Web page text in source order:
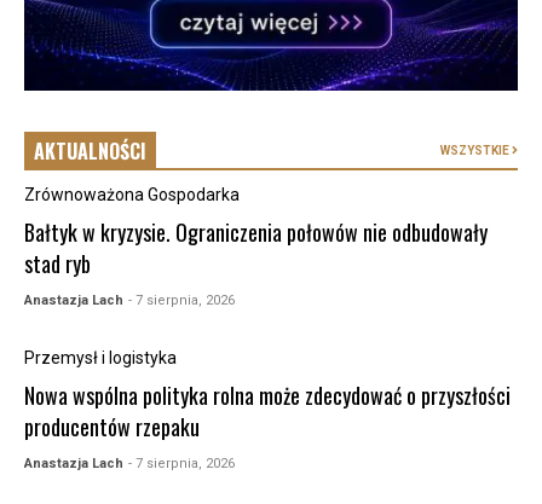
AKTUALNOŚCI WSZYSTKIE
Zrównoważona Gospodarka
Bałtyk w kryzysie. Ograniczenia połowów nie odbudowały
stad ryb
Anastazja Lach - 7 sierpnia, 2026
Przemysł i logistyka
Nowa wspólna polityka rolna może zdecydować o przyszłości
producentów rzepaku
Anastazja Lach - 7 sierpnia, 2026